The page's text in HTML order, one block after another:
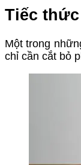
Tiếc
Một trong
chỉ cần cắt bỏ